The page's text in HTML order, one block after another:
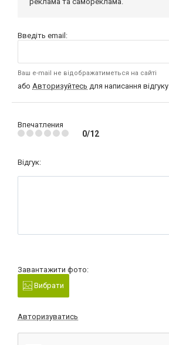
Введіть email:
Ваш e-mail не відображатиметься на сайті
або Авторизуйтесь для написання відгуку
Впечатления
0/12
Відгук:
Завантажити фото:
Вибрати
Авторизуватись